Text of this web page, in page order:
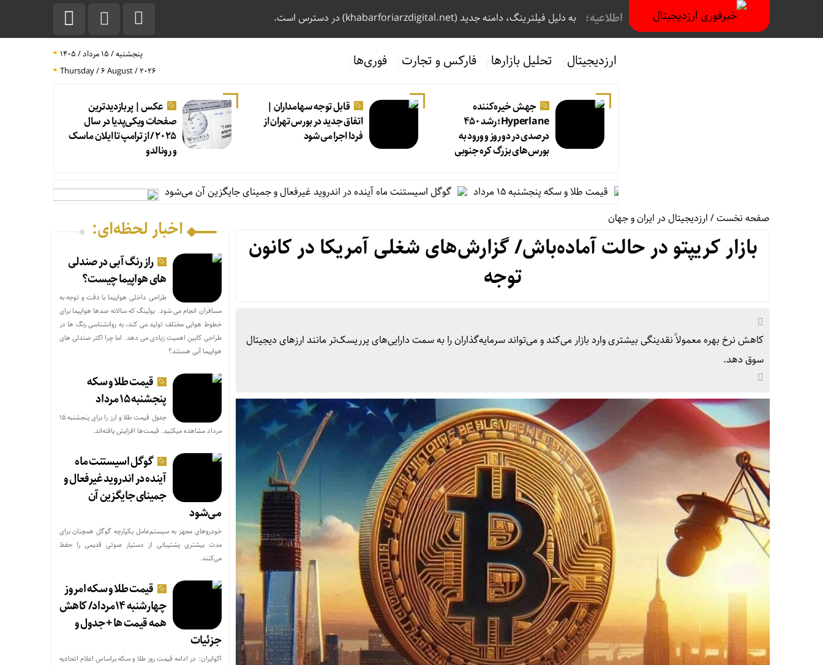
اطلاعیه؛ به دلیل فیلترینگ، دامنه جدید (khabarforiarzdigital.net) در دسترس است.
ارزدیجیتال تحلیل بازارها فارکس و تجارت فوری‌ها
پنجشنبه / ۱۵ مرداد / ۱۴۰۵
Thursday / 6 August / 2026
جهش خیره‌کننده
Hyperlane؛ رشد ۴۵۰
درصدی در دو روز و ورود به
بورس‌های بزرگ کره جنوبی
قابل توجه سهامداران |
اتفاق جدید در بورس تهران از
فردا اجرا می شود
عکس | پربازدیدترین
صفحات ویکی‌پدیا در سال
۲۰۲۵ / از ترامپ تا ایلان ماسک
و رونالدو
قیمت طلا و سکه پنجشنبه ۱۵ مرداد
گوگل اسیستنت ماه آینده در اندروید غیرفعال و جمینای جایگزین آن می‌شود
صفحه نخست/ارزدیجیتال در ایران و جهان
بازار کریپتو در حالت آماده‌باش/ گزارش‌های شغلی آمریکا در کانون
توجه
کاهش نرخ بهره معمولاً نقدینگی بیشتری وارد بازار می‌کند و می‌تواند سرمایه‌گذاران را به سمت دارایی‌های پرریسک‌تر مانند ارز‌های دیجیتال
سوق دهد.
اخبار لحظه‌ای:
راز رنگ آبی در صندلی
های هواپیما چیست؟
طراحی داخلی هواپیما با دقت و توجه به
مسافران انجام می شود. بوئینگ که سالانه صدها هواپیما برای
خطوط هوایی مختلف تولید می کند، به روانشناسی رنگ ها در
طراحی کابین اهمیت زیادی می دهد. اما چرا اکثر صندلی های
هواپیما آبی هستند؟
قیمت طلا و سکه
پنجشنبه ۱۵ مرداد
جدول قیمت طلا و ارز را برای پنجشنبه ۱۵
مرداد مشاهده میکنید. قیمت‌ها افزایش یافته‌اند.
گوگل اسیستنت ماه
آینده در اندروید غیرفعال و
جمینای جایگزین آن
می‌شود
خودروهای مجهز به سیستم‌عامل یکپارچه گوگل همچنان برای
مدت بیشتری پشتیبانی از دستیار صوتی قدیمی را حفظ
می‌کنند.
قیمت طلا و سکه امروز
چهارشنبه ۱۴مرداد/ کاهش
همه قیمت ها + جدول و
جزئیات
اکوایران: در ادامه قیمت روز طلا و سکه براساس اعلام اتحادیه